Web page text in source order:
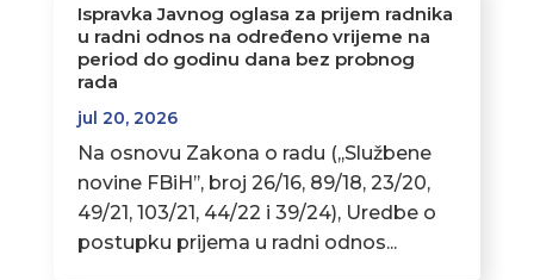
Ispravka Javnog oglasa za prijem radnika
u radni odnos na određeno vrijeme na
period do godinu dana bez probnog
rada
jul 20, 2026
Na osnovu Zakona o radu (,,Službene
novine FBiH’’, broj 26/16, 89/18, 23/20,
49/21, 103/21, 44/22 i 39/24), Uredbe o
postupku prijema u radni odnos...